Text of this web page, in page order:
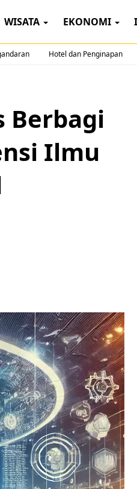
WISATA EKONOMI
Hotel dan Penginapan
Berbagi
Ilmu